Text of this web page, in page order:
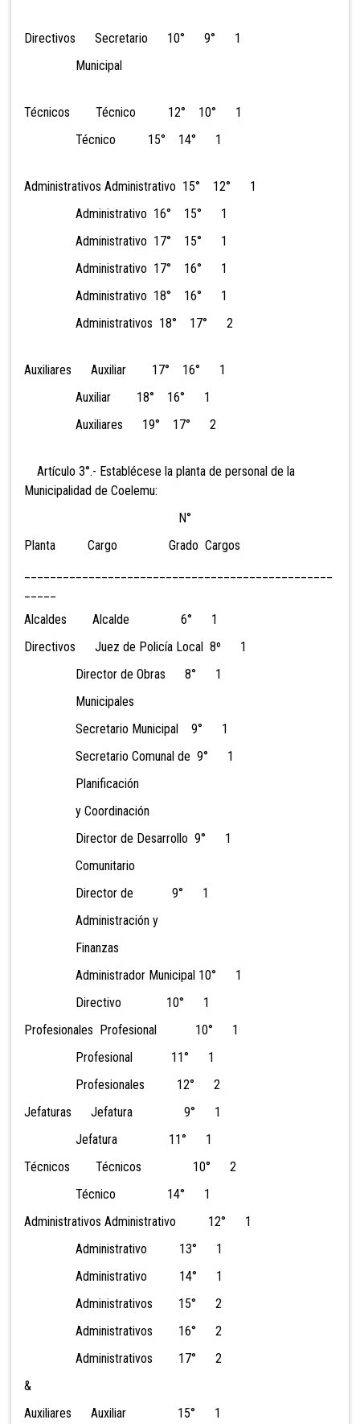
Directivos Secretario 10° 9° 1
Municipal
Técnicos Técnico 12° 10° 1
Técnico 15° 14° 1
Administrativos Administrativo 15° 12° 1
Administrativo 16° 15° 1
Administrativo 17° 15° 1
Administrativo 17° 16° 1
Administrativo 18° 16° 1
Administrativos 18° 17° 2
Auxiliares Auxiliar 17° 16° 1
Auxiliar 18° 16° 1
Auxiliares 19° 17° 2
Artículo 3°.- Establécese la planta de personal de la
Municipalidad de Coelemu:
N°
Planta Cargo Grado Cargos
Alcaldes Alcalde 6° 1
Directivos Juez de Policía Local 8º 1
Director de Obras 8° 1
Municipales
Secretario Municipal 9° 1
Secretario Comunal de 9° 1
Planificación
y Coordinación
Director de Desarrollo 9° 1
Comunitario
Director de 9° 1
Administración y
Finanzas
Administrador Municipal 10° 1
Directivo 10° 1
Profesionales Profesional 10° 1
Profesional 11° 1
Profesionales 12° 2
Jefaturas Jefatura 9° 1
Jefatura 11° 1
Técnicos Técnicos 10° 2
Técnico 14° 1
Administrativos Administrativo 12° 1
Administrativo 13° 1
Administrativo 14° 1
Administrativos 15° 2
Administrativos 16° 2
Administrativos 17° 2
&
Auxiliares Auxiliar 15° 1